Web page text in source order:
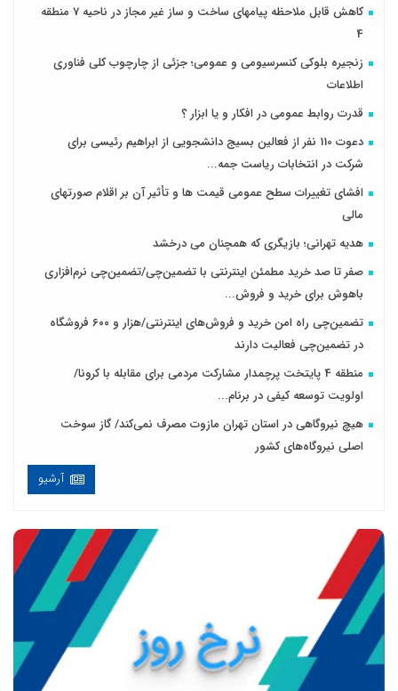
کاهش قابل ملاحظه پیامهای ساخت و ساز غیر مجاز در ناحیه 7 منطقه
4
زنجیره بلوکی کنسرسیومی و عمومی؛ جزئی از چارچوب کلی فناوری
اطلاعات
قدرت روابط عمومی در افکار و یا ابزار ؟
دعوت 110 نفر از فعالین بسیج دانشجویی از ابراهیم رئیسی برای
شرکت در انتخابات ریاست جمه...
افشای تغییرات سطح عمومی قیمت ها و تأثیر آن بر اقلام صورتهای
مالی
هدیه تهرانی؛ بازیگری که همچنان می درخشد
صفر تا صد خرید مطمئن اینترنتی با تضمین‌چی/تضمین‌چی نرم‌افزاری
باهوش برای خرید و فروش‌...
تضمین‌چی راه امن خرید و فروش‌های اینترنتی/هزار و ۶۰۰ فروشگاه
در تضمین‌چی فعالیت دارند
منطقه 4 پایتخت پرچمدار مشارکت مردمی برای مقابله با کرونا/
اولویت توسعه کیفی در برنام...
هیچ نیروگاهی در استان تهران مازوت مصرف نمی‌کند/ گاز سوخت
اصلی نیروگاه‌های کشور
آرشیو